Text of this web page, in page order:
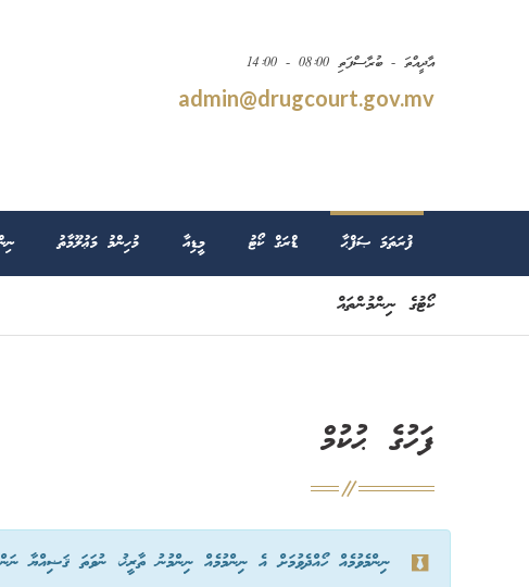
އާދީއްތަ - ބުރާސްފަތި 08:00 - 14:00
admin@drugcourt.gov.mv
ފުރަތަމަ ޞަފްޙާ ޑްރަގް ކޯޓު މީޑިއާ މުހިންމު މަޢުލޫމާތު
ކޯޓުގެ ނިންމުންތައް
ފަހުގެ ޙުކުމް
ނިންމެވުމެއް ހޯއްދެވުމަށް އެ ނިންމުމެއް ނިންމުނު ތާރީޚު، ނުވަތަ ޤަޟިއްޔާ